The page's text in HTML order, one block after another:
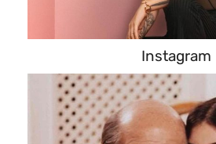
Instagram